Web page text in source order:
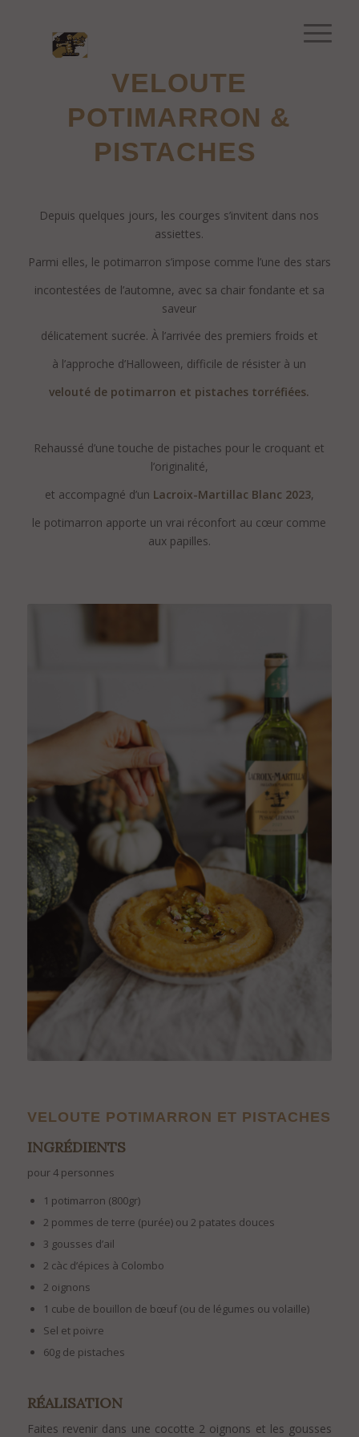
VELOUTE
POTIMARRON &
PISTACHES
Depuis quelques jours, les courges s’invitent dans nos
assiettes.
Parmi elles, le potimarron s’impose comme l’une des stars
incontestées de l’automne, avec sa chair fondante et sa
saveur
délicatement sucrée. À l’arrivée des premiers froids et
à l’approche d’Halloween, difficile de résister à un
velouté de potimarron et pistaches torréfiées.
Rehaussé d’une touche de pistaches pour le croquant et
l’originalité,
et accompagné d’un Lacroix-Martillac Blanc 2023,
le potimarron apporte un vrai réconfort au cœur comme
aux papilles.
VELOUTE POTIMARRON ET PISTACHES
INGRÉDIENTS
pour 4 personnes
1 potimarron (800gr)
2 pommes de terre (purée) ou 2 patates douces
3 gousses d’ail
2 càc d’épices à Colombo
2 oignons
1 cube de bouillon de bœuf (ou de légumes ou volaille)
Sel et poivre
60g de pistaches
RÉALISATION
Faites revenir dans une cocotte 2 oignons et les gousses